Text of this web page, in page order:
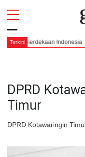
Terkini
Indonesia Bom
DPRD
Timur
DPRD Kotawaringin
All